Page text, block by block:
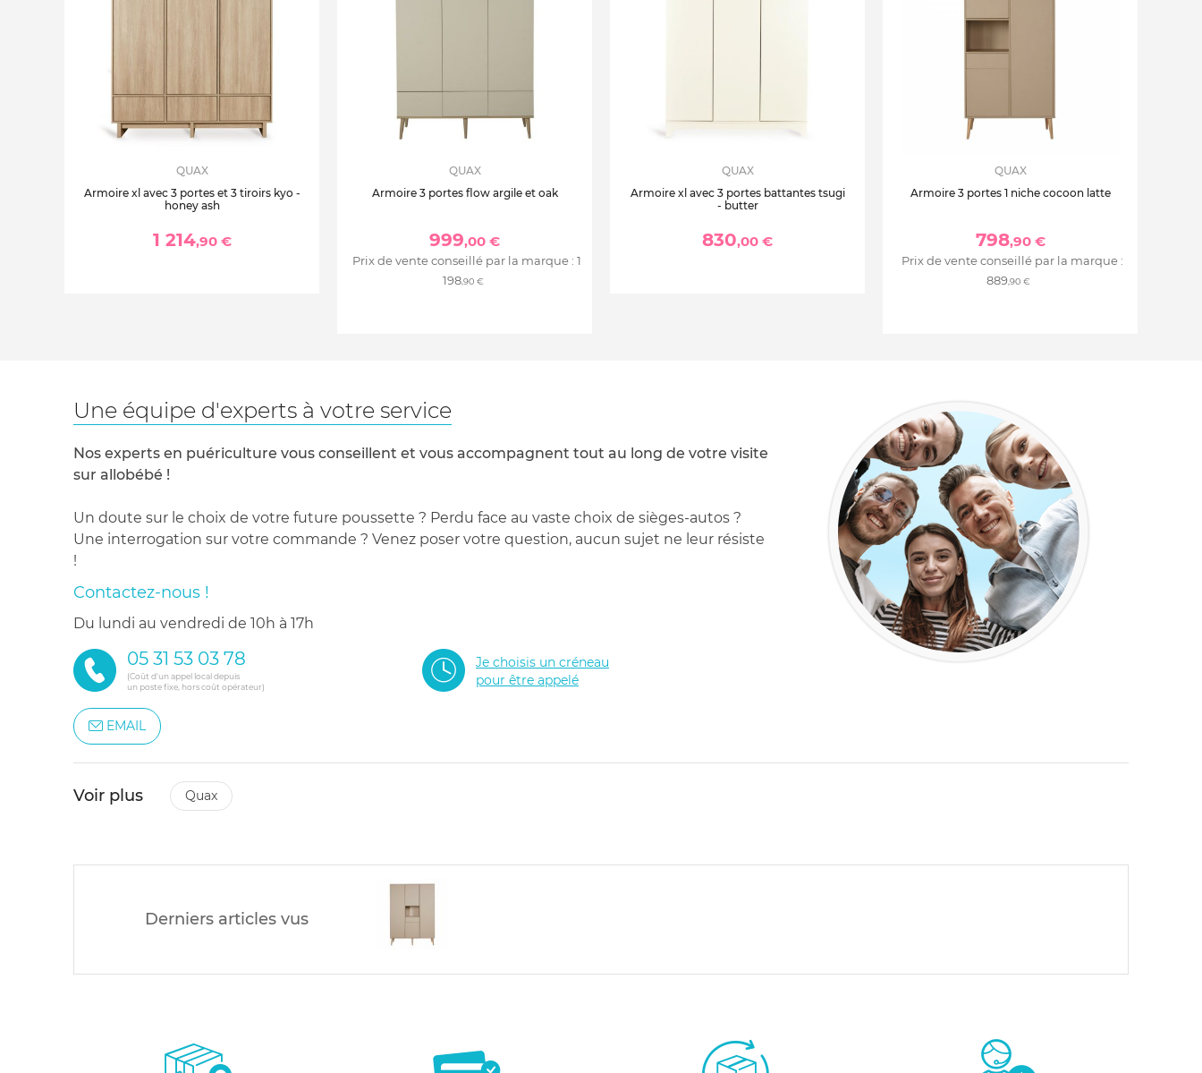
QUAX
Armoire xl avec 3 portes et 3 tiroirs kyo -
honey ash
1 214,90 €
QUAX
Armoire 3 portes flow argile et oak
999,00 €
Prix de vente conseillé par la marque : 1
198,90 €
QUAX
Armoire xl avec 3 portes battantes tsugi
- butter
830,00 €
QUAX
Armoire 3 portes 1 niche cocoon latte
798,90 €
Prix de vente conseillé par la marque :
889,90 €
Une équipe d'experts à votre service
Nos experts en puériculture vous conseillent et vous accompagnent tout au long de votre visite
sur allobébé !
Un doute sur le choix de votre future poussette ? Perdu face au vaste choix de sièges-autos ?
Une interrogation sur votre commande ? Venez poser votre question, aucun sujet ne leur résiste
!
Contactez-nous !
du lundi au vendredi de 10h à 17h
05 31 53 03 78
(Coût d'un appel local depuis
un poste fixe, hors coût opérateur)
Je choisis un créneau
pour être appelé
EMAIL
Voir plus quax
Derniers articles vus